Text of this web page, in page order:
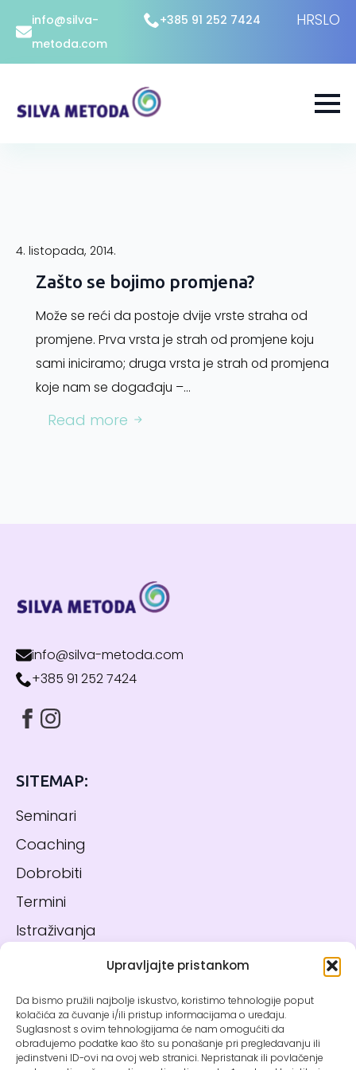
Upravljajte pristankom
Da bismo pružili najbolje iskustvo, koristimo tehnologije poput
kolačića za čuvanje i/ili pristup informacijama o uređaju.
Suglasnost s ovim tehnologijama će nam omogućiti da
obrađujemo podatke kao što su ponašanje pri pregledavanju ili
jedinstveni ID-ovi na ovoj web stranici. Nepristanak ili povlačenje
info@silva-
metoda.com
+385 91 252 7424 HRSLO
Zašto se bojimo promjena?
4. listopada, 2014.
Može se reći da postoje dvije vrste straha od
promjene. Prva vrsta je strah od promjene koju
sami iniciramo; druga vrsta je strah od promjena
koje nam se događaju –…
Read more
info@silva-metoda.com
+385 91 252 7424
SITEMAP:
Seminari
Coaching
Dobrobiti
Termini
Istraživanja
PRAVNE INFO: